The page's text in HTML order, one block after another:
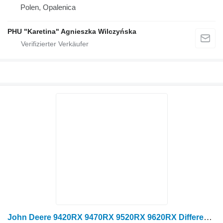
Polen, Opalenica
PHU "Karetina" Agnieszka Wilczyńska
John Deere 9420RX 9470RX 9520RX 9620RX Differentialgehäuse R5413 für John Deere 9420RX 9470RX 9520RX 9620RX Raupentraktor